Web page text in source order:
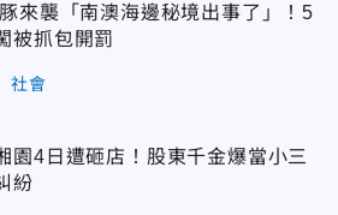
來襲「南澳海邊秘境出事了」！5
被抓包開罰
社會
園4日遭砸店！股東千金爆當小三
紛